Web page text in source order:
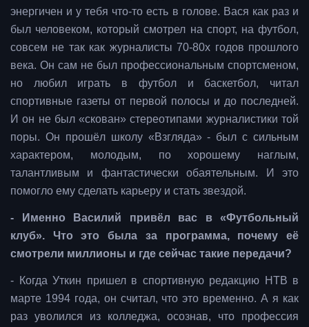
энергичен и у тебя что-то есть в голове. Вася как раз и
был человеком, который смотрел на спорт, на футбол,
совсем не так как журналисты 70-80х годов прошлого
века. Он сам не был профессиональным спортсменом,
но любил играть в футбол и баскетбол, читал
спортивные газеты от первой полосы и до последней.
И он не был «скован» стереотипами журналистики той
поры. Он прошёл школу «Взгляда» - был с сильным
характером, молодым, по хорошему наглым,
талантливым и фантастически обаятельным. И это
помогло ему сделать карьеру и стать звездой.
- Именно Василий привёл вас в «Футбольный
клуб». Что это была за программа, почему её
смотрели миллионы и где сейчас такие передачи?
- Когда Уткин пришел в спортивную редакцию НТВ в
марте 1994 года, он считал, что это временно. А я как
раз уволился из колледжа, осознав, что профессия